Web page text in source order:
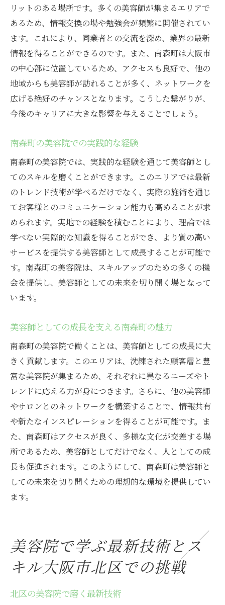
リットのある場所です。多くの美容師が集まるエリアで
あるため、情報交換の場や勉強会が頻繁に開催されてい
ます。これにより、同業者との交流を深め、業界の最新
情報を得ることができるのです。また、南森町は大阪市
の中心部に位置しているため、アクセスも良好で、他の
地域からも美容師が訪れることが多く、ネットワークを
広げる絶好のチャンスとなります。こうした繋がりが、
今後のキャリアに大きな影響を与えることでしょう。
南森町の美容院での実践的な経験
南森町の美容院では、実践的な経験を通じて美容師とし
てのスキルを磨くことができます。このエリアでは最新
のトレンド技術が学べるだけでなく、実際の施術を通じ
てお客様とのコミュニケーション能力も高めることが求
められます。実地での経験を積むことにより、理論では
学べない実際的な知識を得ることができ、より質の高い
サービスを提供する美容師として成長することが可能で
す。南森町の美容院は、スキルアップのための多くの機
会を提供し、美容師としての未来を切り開く場となって
います。
美容師としての成長を支える南森町の魅力
南森町の美容院で働くことは、美容師としての成長に大
きく貢献します。このエリアは、洗練された顧客層と豊
富な美容院が集まるため、それぞれに異なるニーズやト
レンドに応える力が身につきます。さらに、他の美容師
やサロンとのネットワークを構築することで、情報共有
や新たなインスピレーションを得ることが可能です。ま
た、南森町はアクセスが良く、多様な文化が交差する場
所であるため、美容師としてだけでなく、人としての成
長も促進されます。このようにして、南森町は美容師と
しての未来を切り開くための理想的な環境を提供してい
ます。
美容院で学ぶ最新技術とス
キル大阪市北区での挑戦
北区の美容院で磨く最新技術